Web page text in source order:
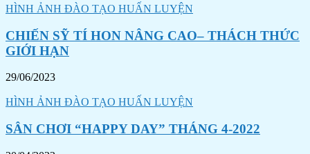
HÌNH ẢNH ĐÀO TẠO HUẤN LUYỆN
CHIẾN SỸ TÍ HON NÂNG CAO– THÁCH THỨC
GIỚI HẠN
29/06/2023
HÌNH ẢNH ĐÀO TẠO HUẤN LUYỆN
SÂN CHƠI “HAPPY DAY” THÁNG 4-2022